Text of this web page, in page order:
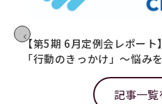
【第5期 6月定例会レポー
「行動のきっかけ」～悩み
ための仕掛けとは～
記事一覧